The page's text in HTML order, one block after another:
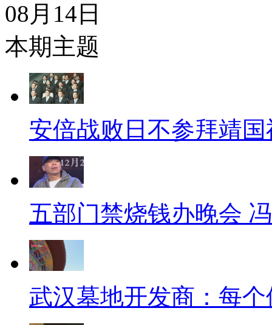
08月14日
本期主题
安倍战败日不参拜靖
五部门禁烧钱办晚会
武汉墓地开发商：每